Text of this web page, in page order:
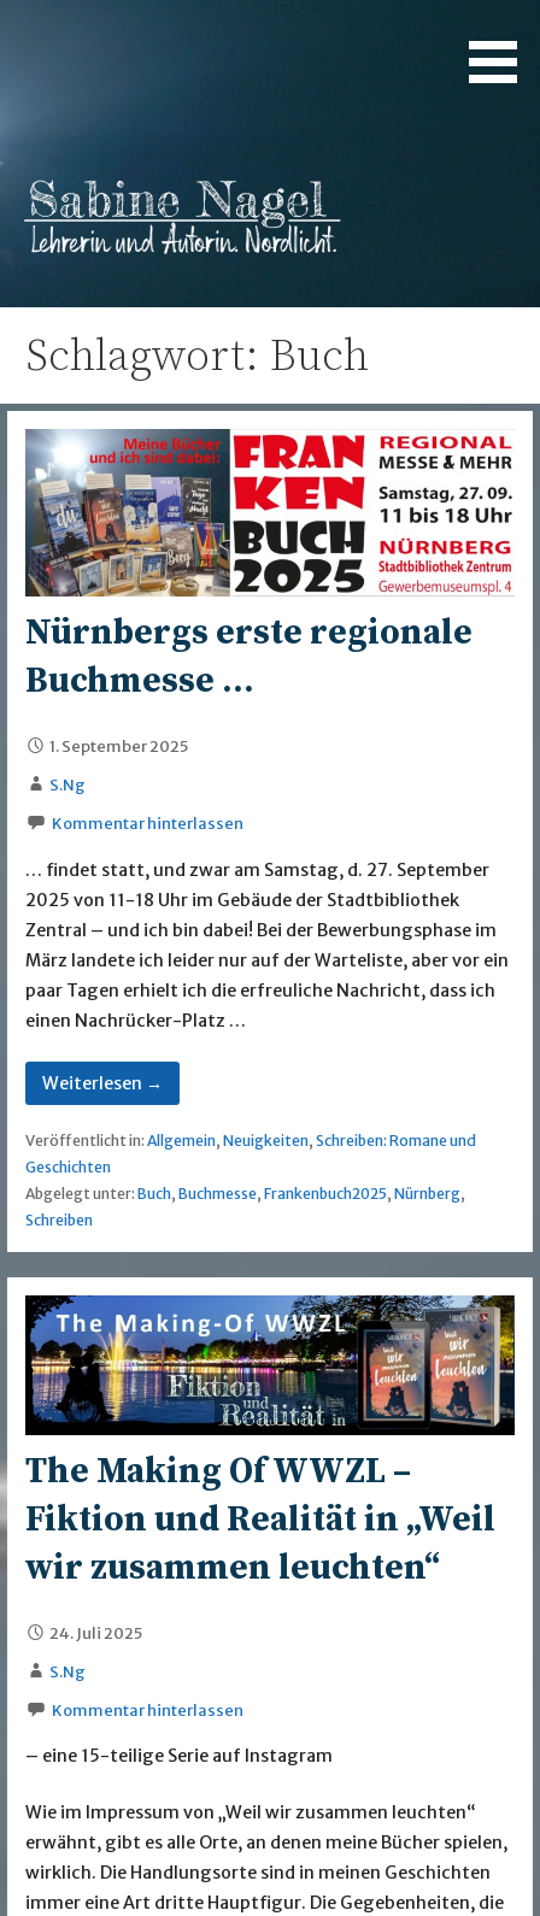
Sabine Nagel
Schlagwort: Buch
Nürnbergs erste regionale
Buchmesse …
1. September 2025
S.Ng
Kommentar hinterlassen
… findet statt, und zwar am Samstag, d. 27. September
2025 von 11-18 Uhr im Gebäude der Stadtbibliothek
Zentral – und ich bin dabei! Bei der Bewerbungsphase im
März landete ich leider nur auf der Warteliste, aber vor ein
paar Tagen erhielt ich die erfreuliche Nachricht, dass ich
einen Nachrücker-Platz …
Weiterlesen →
Veröffentlicht in: Allgemein, Neuigkeiten, Schreiben: Romane und
Geschichten
Abgelegt unter: Buch, Buchmesse, Frankenbuch2025, Nürnberg,
Schreiben
The Making Of WWZL –
Fiktion und Realität in „Weil
wir zusammen leuchten“
24. Juli 2025
S.Ng
Kommentar hinterlassen
– eine 15-teilige Serie auf Instagram
Wie im Impressum von „Weil wir zusammen leuchten“
erwähnt, gibt es alle Orte, an denen meine Bücher spielen,
wirklich. Die Handlungsorte sind in meinen Geschichten
immer eine Art dritte Hauptfigur. Die Gegebenheiten, die